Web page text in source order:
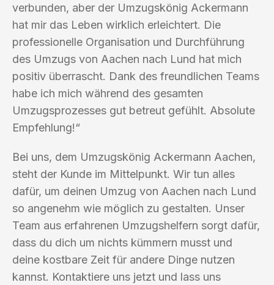
verbunden, aber der Umzugskönig Ackermann
hat mir das Leben wirklich erleichtert. Die
professionelle Organisation und Durchführung
des Umzugs von Aachen nach Lund hat mich
positiv überrascht. Dank des freundlichen Teams
habe ich mich während des gesamten
Umzugsprozesses gut betreut gefühlt. Absolute
Empfehlung!“
Bei uns, dem Umzugskönig Ackermann Aachen,
steht der Kunde im Mittelpunkt. Wir tun alles
dafür, um deinen Umzug von Aachen nach Lund
so angenehm wie möglich zu gestalten. Unser
Team aus erfahrenen Umzugshelfern sorgt dafür,
dass du dich um nichts kümmern musst und
deine kostbare Zeit für andere Dinge nutzen
kannst. Kontaktiere uns jetzt und lass uns